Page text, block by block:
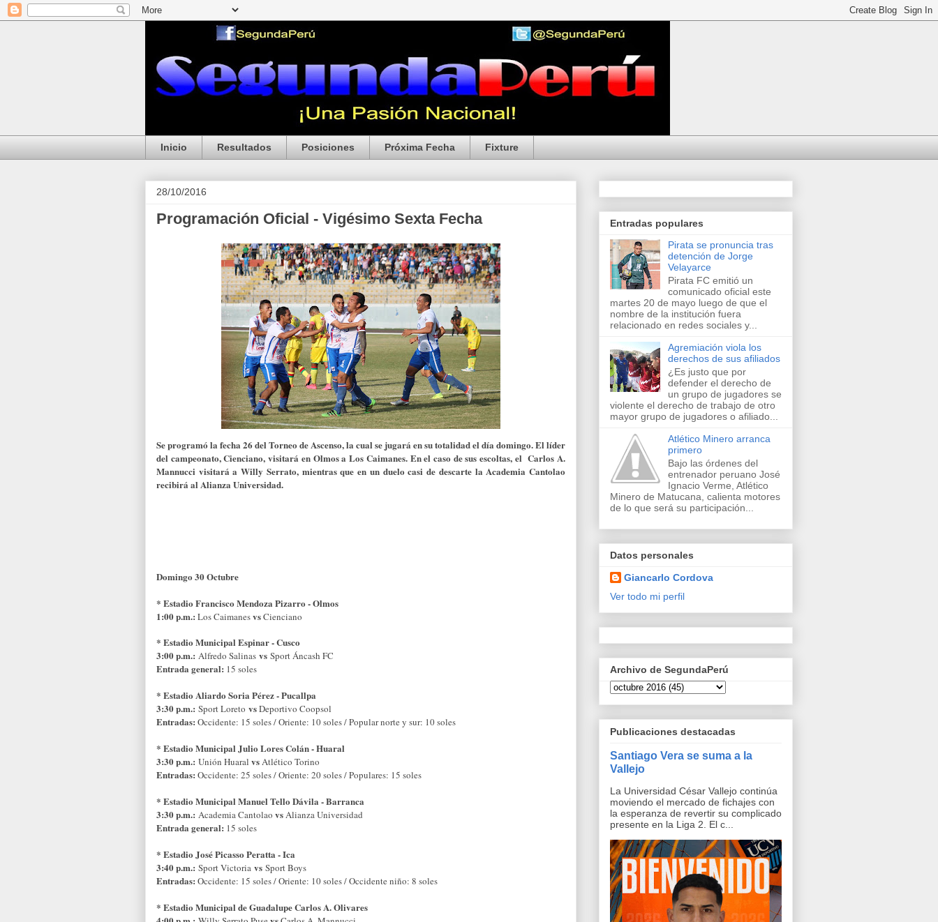
Inicio Resultados Posiciones Próxima Fecha Fixture
28/10/2016
Programación Oficial - Vigésimo Sexta Fecha
Se programó la fecha 26 del Torneo de Ascenso, la cual se jugará en su totalidad el día domingo. El líder
del campeonato, Cienciano, visitará en Olmos a Los Caimanes. En el caso de sus escoltas, el Carlos A.
Mannucci visitará a Willy Serrato, mientras que en un duelo casi de descarte la Academia Cantolao
recibirá al Alianza Universidad.
Domingo 30 Octubre
* Estadio Francisco Mendoza Pizarro - Olmos
1:00 p.m.: Los CaimanesvsCienciano
* Estadio Municipal Espinar - Cusco
3:00 p.m.: Alfredo Salinas vs Sport Áncash FC
Entrada general: 15 soles
* Estadio Aliardo Soria Pérez - Pucallpa
3:30 p.m.: Sport Loreto vsDeportivo Coopsol
Entradas: Occidente: 15 soles / Oriente: 10 soles / Popular norte y sur: 10 soles
* Estadio Municipal Julio Lores Colán - Huaral
3:30 p.m.: Unión Huaral vsAtlético Torino
Entradas: Occidente: 25 soles / Oriente: 20 soles / Populares: 15 soles
* Estadio Municipal Manuel Tello Dávila - Barranca
3:30 p.m.: Academia Cantolao vsAlianza Universidad
Entrada general: 15 soles
* Estadio José Picasso Peratta - Ica
3:40 p.m.: Sport Victoria vs Sport Boys
Entradas: Occidente: 15 soles / Oriente: 10 soles / Occidente niño: 8 soles
* Estadio Municipal de Guadalupe Carlos A. Olivares
Entradas populares
Pirata se pronuncia tras
detención de Jorge
Velayarce
Pirata FC emitió un
comunicado oficial este
martes 20 de mayo luego de que el
nombre de la institución fuera
relacionado en redes sociales y...
Agremiación viola los
derechos de sus afiliados
¿Es justo que por
defender el derecho de
un grupo de jugadores se
violente el derecho de trabajo de otro
mayor grupo de jugadores o afiliado...
Atlético Minero arranca
primero
Bajo las órdenes del
entrenador peruano José
Ignacio Verme, Atlético
Minero de Matucana, calienta motores
de lo que será su participación...
Datos personales
Giancarlo Cordova
Ver todo mi perfil
Archivo de SegundaPerú
Publicaciones destacadas
Santiago Vera se suma a la
Vallejo
La Universidad César Vallejo continúa
moviendo el mercado de fichajes con
la esperanza de revertir su complicado
presente en la Liga 2. El c...